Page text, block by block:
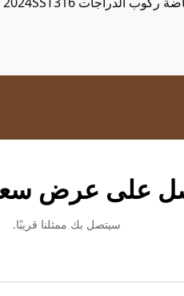
على عرض
سيتصل بك ممثلنا قريبًا.